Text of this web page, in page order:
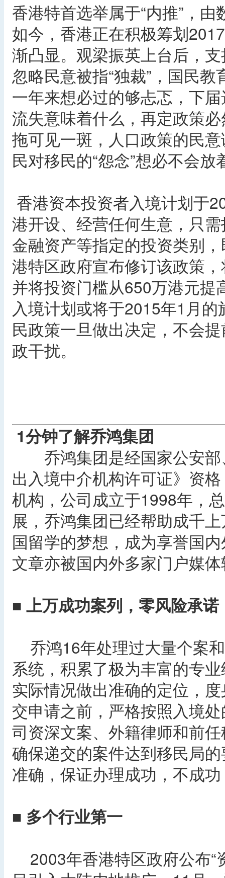
香港特首选举属于“内推”，
如今，香港正在积极筹划
渐凸显。观梁振英上台后，
忽略民意被指“独裁”，国民
一年来想必过的够忐忑，下
流失意味着什么，再定政策
拖可见一斑，人口政策的民
民对移民的“怨念”想必不会放
香港资本投资者入境计划于
港开设、经营任何生意，只
金融资产等指定的投资类别
港特区政府宣布修订该政策
并将投资门槛从650万港元
入境计划或将于2015年1月
民政策一旦做出决定，不会
政干扰。
1分钟了解乔鸿集团
乔鸿集团是经国家公安部
出入境中介机构许可证》资
机构，公司成立于1998年，
展，乔鸿集团已经帮助成千
国留学的梦想，成为享誉国
文章亦被国内外多家门户媒
■ 上万成功案列，零风险承诺
乔鸿16年处理过大量个案
系统，积累了极为丰富的专
实际情况做出准确的定位，
交申请之前，严格按照入境
司资深文案、外籍律师和前
确保递交的案件达到移民局
准确，保证办理成功，不成
■ 多个行业第一
2003年香港特区政府公布“